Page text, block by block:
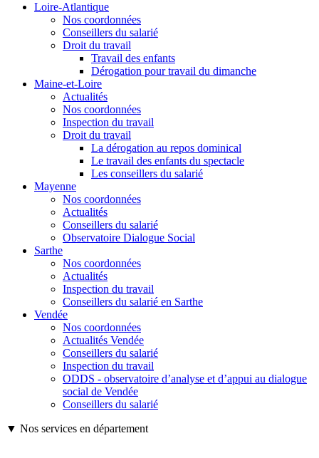
Loire-Atlantique
Nos coordonnées
Conseillers du salarié
Droit du travail
Travail des enfants
Dérogation pour travail du dimanche
Maine-et-Loire
Actualités
Nos coordonnées
Inspection du travail
Droit du travail
La dérogation au repos dominical
Le travail des enfants du spectacle
Les conseillers du salarié
Mayenne
Nos coordonnées
Actualités
Conseillers du salarié
Observatoire Dialogue Social
Sarthe
Nos coordonnées
Actualités
Inspection du travail
Conseillers du salarié en Sarthe
Vendée
Nos coordonnées
Actualités Vendée
Conseillers du salarié
Inspection du travail
ODDS - observatoire d’analyse et d’appui au dialogue
social de Vendée
Conseillers du salarié
▼ Nos services en département